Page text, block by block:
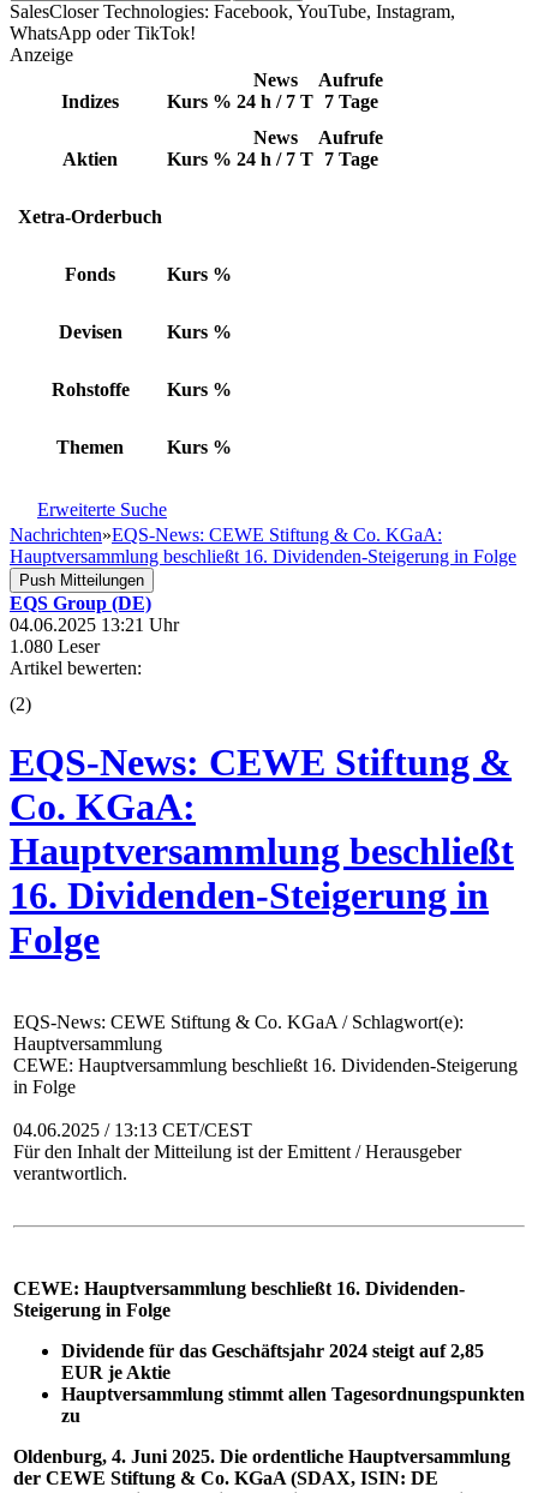
SalesCloser Technologies: Facebook, YouTube, Instagram,
WhatsApp oder TikTok!
Anzeige
Indizes Kurs %
News
24 h / 7 T
Aufrufe
7 Tage
Aktien Kurs %
News
24 h / 7 T
Aufrufe
7 Tage
Xetra-Orderbuch
Fonds Kurs %
Devisen Kurs %
Rohstoffe Kurs %
Themen Kurs %
Erweiterte Suche
Nachrichten»EQS-News: CEWE Stiftung & Co. KGaA:
Hauptversammlung beschließt 16. Dividenden-Steigerung in Folge
Push Mitteilungen
EQS Group (DE)
04.06.2025 13:21 Uhr
1.080 Leser
Artikel bewerten:
(2)
EQS-News: CEWE Stiftung &
Co. KGaA:
Hauptversammlung beschließt
16. Dividenden-Steigerung in
Folge
EQS-News: CEWE Stiftung & Co. KGaA / Schlagwort(e):
Hauptversammlung
CEWE: Hauptversammlung beschließt 16. Dividenden-Steigerung
in Folge
04.06.2025 / 13:13 CET/CEST
Für den Inhalt der Mitteilung ist der Emittent / Herausgeber
verantwortlich.
CEWE: Hauptversammlung beschließt 16. Dividenden-
Steigerung in Folge
Dividende für das Geschäftsjahr 2024 steigt auf 2,85
EUR je Aktie
Hauptversammlung stimmt allen Tagesordnungspunkten
zu
Oldenburg, 4. Juni 2025. Die ordentliche Hauptversammlung
der CEWE Stiftung & Co. KGaA (SDAX, ISIN: DE